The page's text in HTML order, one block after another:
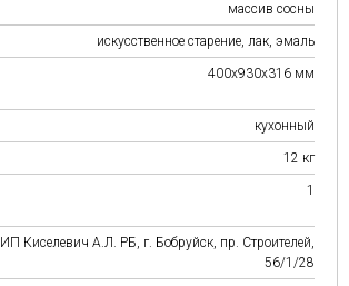
массив сосны
искусственное старение, лак, эмаль
400х930х316 мм
кухонный
12 кг
1
ИП Киселевич А.Л. РБ, г. Бобруйск, пр. Строителей,
56/1/28